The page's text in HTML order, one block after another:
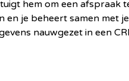
hem om een afspraak
je beheert samen met
nauwgezet in een